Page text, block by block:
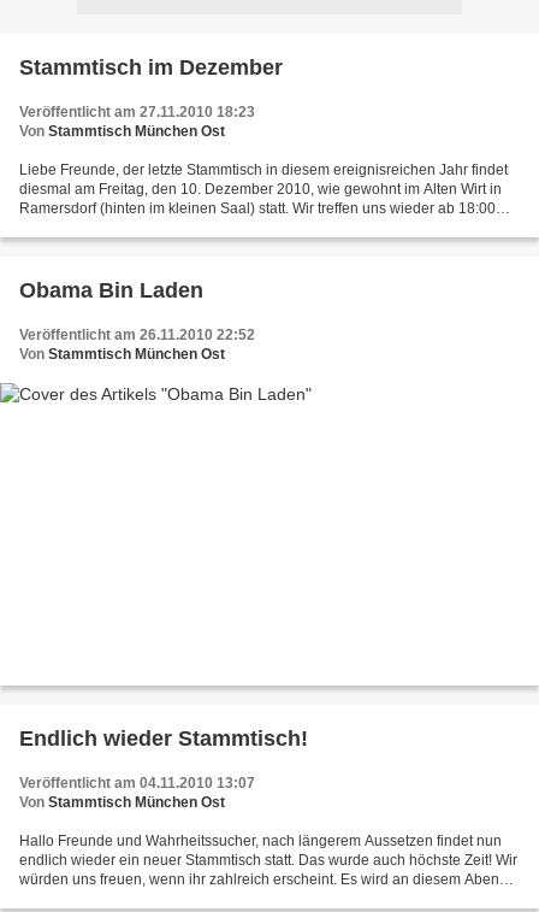
Stammtisch im Dezember
Veröffentlicht am 27.11.2010 18:23
Von Stammtisch München Ost
Liebe Freunde, der letzte Stammtisch in diesem ereignisreichen Jahr findet
diesmal am Freitag, den 10. Dezember 2010, wie gewohnt im Alten Wirt in
Ramersdorf (hinten im kleinen Saal) statt. Wir treffen uns wieder ab 18:00
Obama Bin Laden
Veröffentlicht am 26.11.2010 22:52
Von Stammtisch München Ost
Endlich wieder Stammtisch!
Veröffentlicht am 04.11.2010 13:07
Von Stammtisch München Ost
Hallo Freunde und Wahrheitssucher, nach längerem Aussetzen findet nun
endlich wieder ein neuer Stammtisch statt. Das wurde auch höchste Zeit! Wir
würden uns freuen, wenn ihr zahlreich erscheint. Es wird an diesem Abend